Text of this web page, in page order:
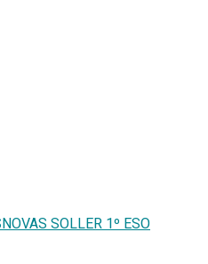
SOLLER 1º ESO